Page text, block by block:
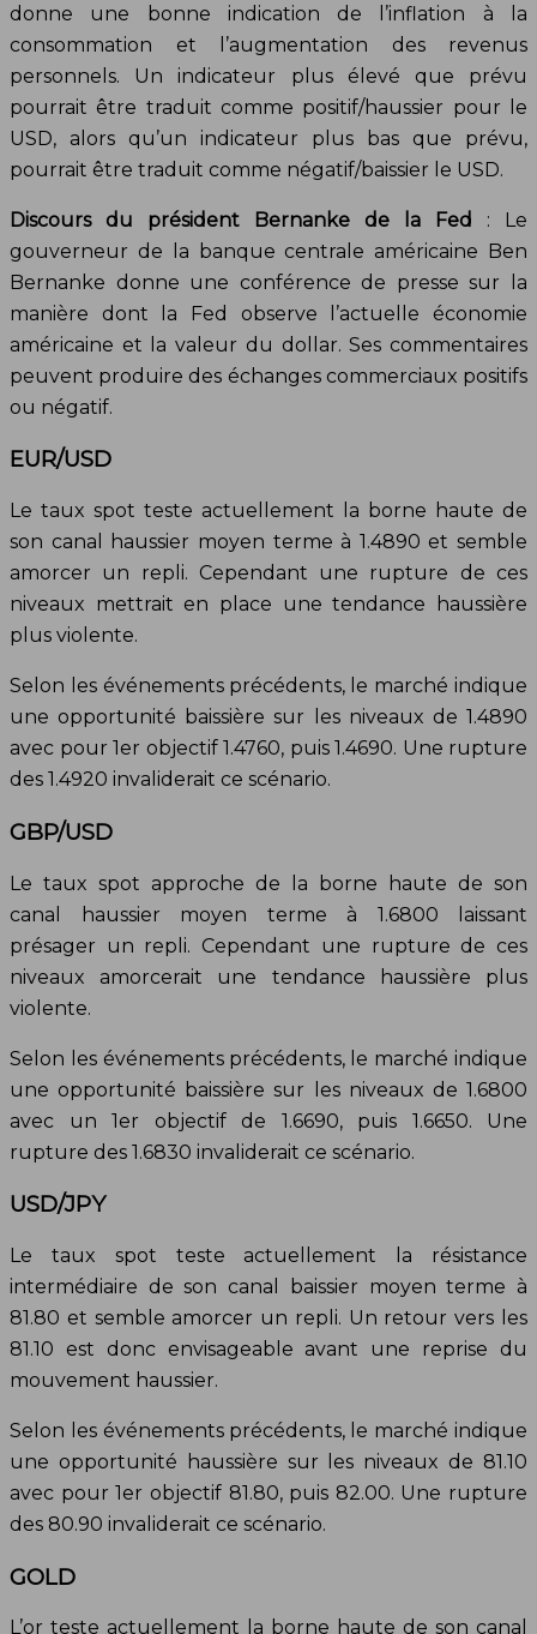
donne une bonne indication de l’inflation à la
consommation et l’augmentation des revenus
personnels. Un indicateur plus élevé que prévu
pourrait être traduit comme positif/haussier pour le
USD, alors qu’un indicateur plus bas que prévu,
pourrait être traduit comme négatif/baissier le USD.
Discours du président Bernanke de la Fed : Le
gouverneur de la banque centrale américaine Ben
Bernanke donne une conférence de presse sur la
manière dont la Fed observe l’actuelle économie
américaine et la valeur du dollar. Ses commentaires
peuvent produire des échanges commerciaux positifs
ou négatif.
EUR/USD
Le taux spot teste actuellement la borne haute de
son canal haussier moyen terme à 1.4890 et semble
amorcer un repli. Cependant une rupture de ces
niveaux mettrait en place une tendance haussière
plus violente.
Selon les événements précédents, le marché indique
une opportunité baissière sur les niveaux de 1.4890
avec pour 1er objectif 1.4760, puis 1.4690. Une rupture
des 1.4920 invaliderait ce scénario.
GBP/USD
Le taux spot approche de la borne haute de son
canal haussier moyen terme à 1.6800 laissant
présager un repli. Cependant une rupture de ces
niveaux amorcerait une tendance haussière plus
violente.
Selon les événements précédents, le marché indique
une opportunité baissière sur les niveaux de 1.6800
avec un 1er objectif de 1.6690, puis 1.6650. Une
rupture des 1.6830 invaliderait ce scénario.
USD/JPY
Le taux spot teste actuellement la résistance
intermédiaire de son canal baissier moyen terme à
81.80 et semble amorcer un repli. Un retour vers les
81.10 est donc envisageable avant une reprise du
mouvement haussier.
Selon les événements précédents, le marché indique
une opportunité haussière sur les niveaux de 81.10
avec pour 1er objectif 81.80, puis 82.00. Une rupture
des 80.90 invaliderait ce scénario.
GOLD
L’or teste actuellement la borne haute de son canal